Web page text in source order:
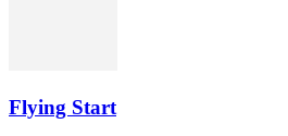
Flying Start